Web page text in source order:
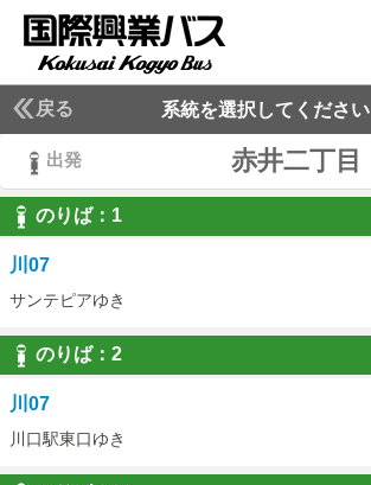
戻る 系統を選択してください
出発 赤井二丁目
のりば： 1
1
川07
サンテピアゆき
のりば： 2
2
川07
川口駅東口ゆき